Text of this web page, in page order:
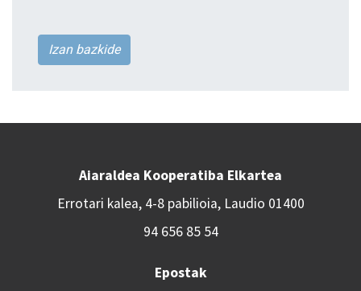
Izan bazkide
Aiaraldea Kooperatiba Elkartea
Errotari kalea, 4-8 pabilioia, Laudio 01400
94 656 85 54
Epostak